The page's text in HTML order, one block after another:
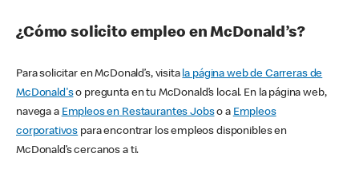
¿Cómo solicito empleo en McDonald’s?
Para solicitar en McDonald’s, visita la página web de Carreras de
McDonald'so pregunta en tu McDonald’s local. En la página web,
navega a Empleos en Restaurantes Jobso a Empleos
corporativos para encontrar los empleos disponibles en
McDonald’s cercanos a ti.